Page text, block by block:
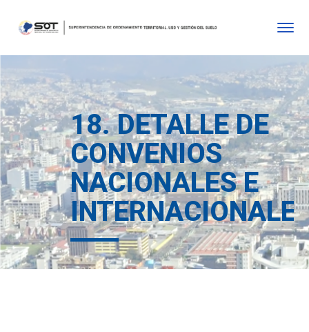
18. DETALLE DE
CONVENIOS
NACIONALES E